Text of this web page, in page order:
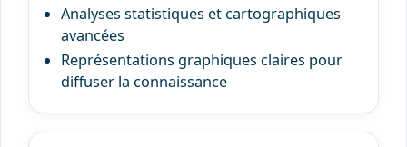
Analyses statistiques et cartographiques
avancées
Représentations graphiques claires pour
diffuser la connaissance